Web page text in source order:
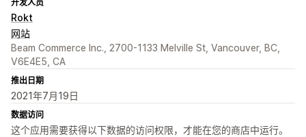
开发人员
Rokt
网站
Beam Commerce Inc., 2700-1133 Melville St, Vancouver, BC,
V6E4E5, CA
推出日期
2021年7月19日
数据访问
这个应用需要获得以下数据的访问权限，才能在您的商店中运行。